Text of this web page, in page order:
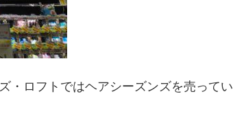
・ロフトではヘアシーズンズを売ってい